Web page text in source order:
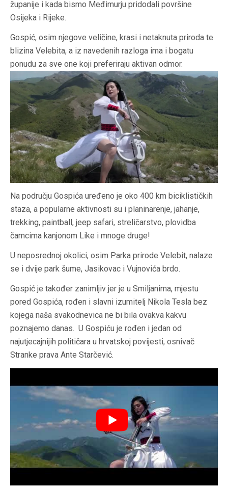
županije i kada bismo Međimurju pridodali površine
Osijeka i Rijeke.
Gospić, osim njegove veličine, krasi i netaknuta priroda te
blizina Velebita, a iz navedenih razloga ima i bogatu
ponudu za sve one koji preferiraju aktivan odmor.
Na području Gospića uređeno je oko 400 km biciklističkih
staza, a popularne aktivnosti su i planinarenje, jahanje,
trekking, paintball, jeep safari, streličarstvo, plovidba
čamcima kanjonom Like i mnoge druge!
U neposrednoj okolici, osim Parka prirode Velebit, nalaze
se i dvije park šume, Jasikovac i Vujnovića brdo.
Gospić je također zanimljiv jer je u Smiljanima, mjestu
pored Gospića, rođen i slavni izumitelj Nikola Tesla bez
kojega naša svakodnevica ne bi bila ovakva kakvu
poznajemo danas. U Gospiću je rođen i jedan od
najutjecajnijih političara u hrvatskoj povijesti, osnivač
Stranke prava Ante Starčević.